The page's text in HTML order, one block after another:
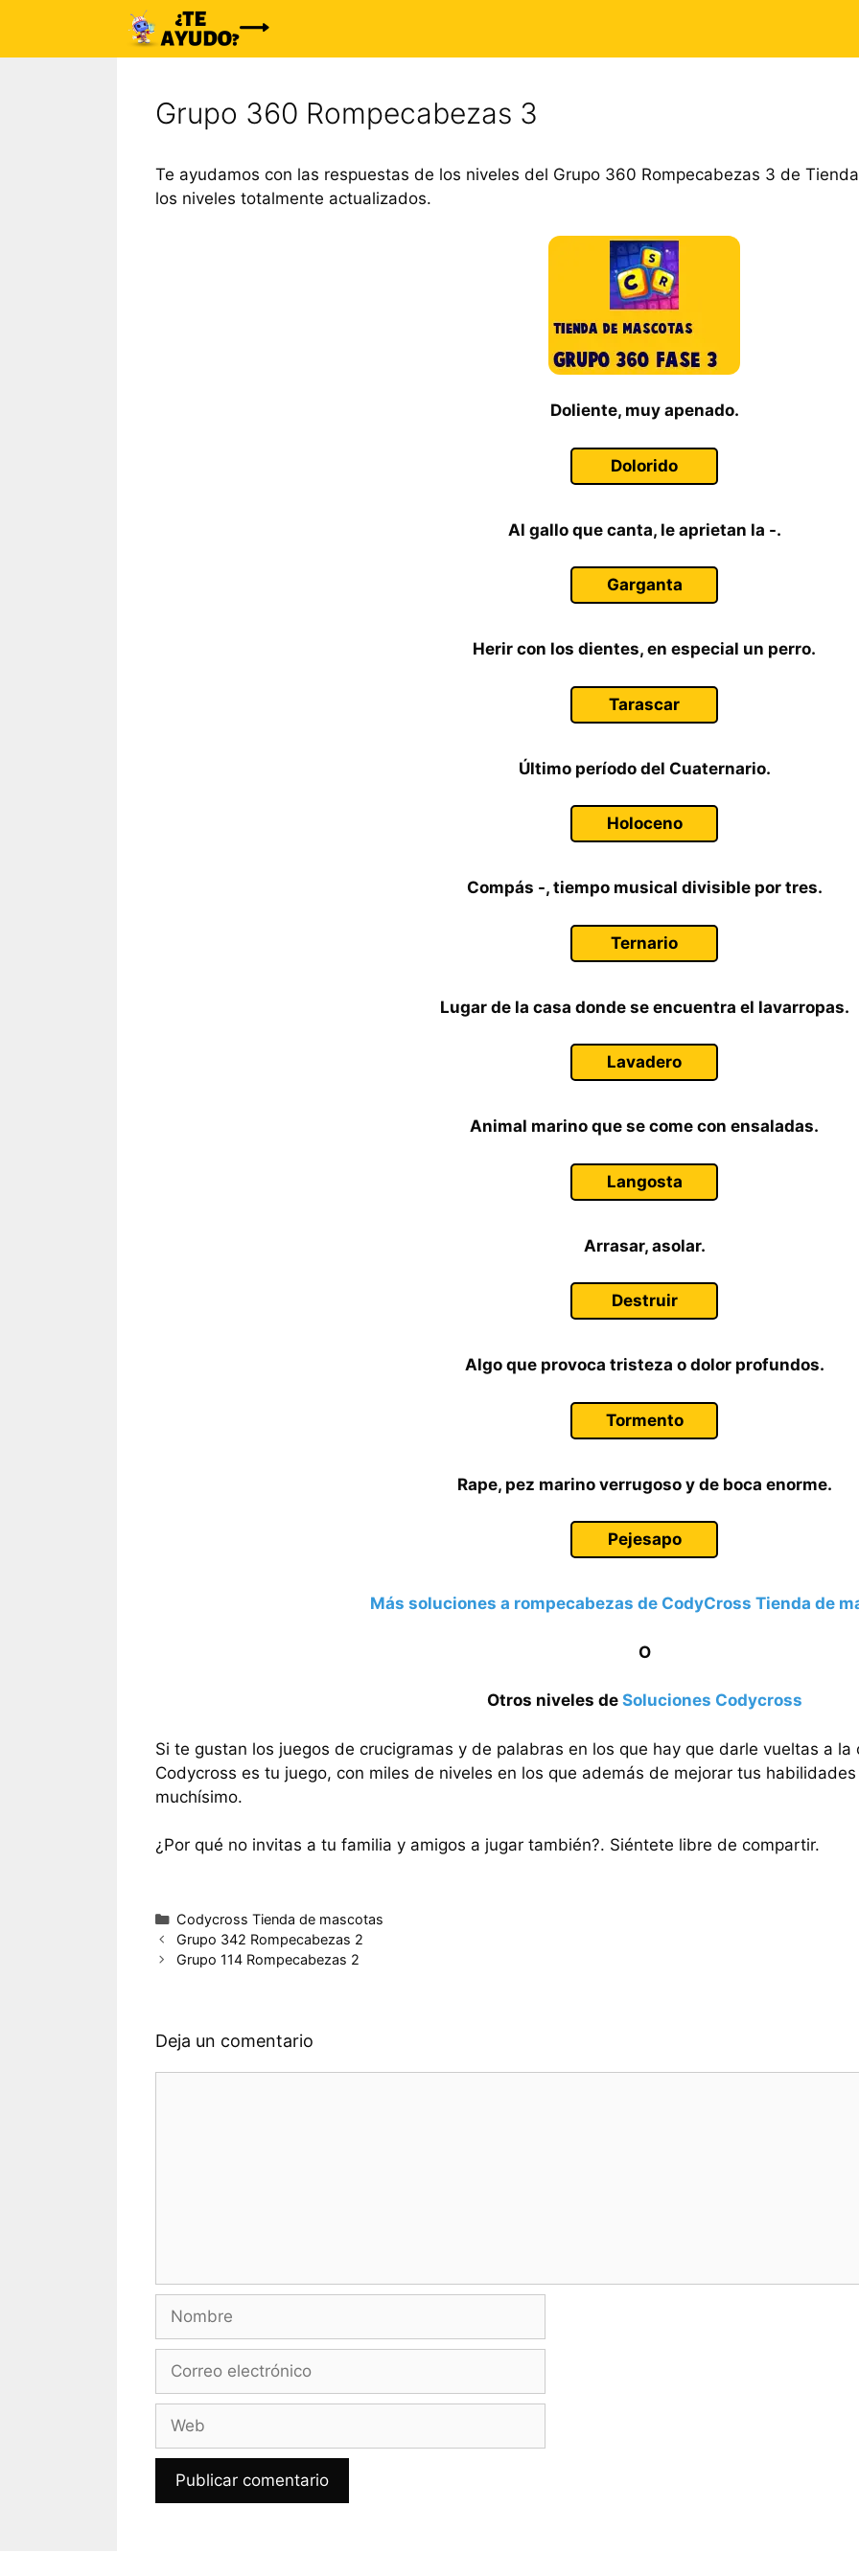
contenido
Grupo 360 Rompecabezas 3
Te ayudamos con las respuestas de los niveles del Grupo 360 Rompecabezas 3 de
los niveles totalmente actualizados.
Doliente, muy apenado.
Dolorido
Al gallo que canta, le aprietan la -.
Garganta
Herir con los dientes, en especial un perro.
Tarascar
Último período del Cuaternario.
Holoceno
Compás -, tiempo musical divisible por tres.
Ternario
Lugar de la casa donde se encuentra el lavarropas.
Lavadero
Animal marino que se come con ensaladas.
Langosta
Arrasar, asolar.
Destruir
Algo que provoca tristeza o dolor profundos.
Tormento
Rape, pez marino verrugoso y de boca enorme.
Pejesapo
Más soluciones a rompecabezas de CodyCross Tienda de
O
Otros niveles de Soluciones Codycross
Si te gustan los juegos de crucigramas y de palabras en los que hay que darle vueltas a
Codycross es tu juego, con miles de niveles en los que además de mejorar tus
muchísimo.
¿Por qué no invitas a tu familia y amigos a jugar también?. Siéntete libre de compartir.
Categorías
Codycross Tienda de mascotas
Grupo 342 Rompecabezas 2
Grupo 114 Rompecabezas 2
Deja un comentario
Nombre
Correo
Web